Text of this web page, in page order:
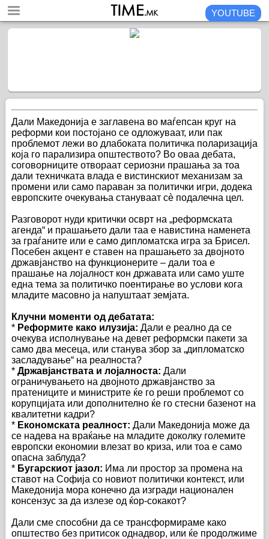
YOUTUBE
Дали Македонија е заглавена во маѓепсан круг на
реформи кои постојано се одложуваат, или пак
проблемот лежи во длабоката политичка поларизација
која го парализира општеството? Во оваа дебата,
соговорниците отвораат сериозни прашања за тоа
дали техничката влада е вистинскиот механизам за
промени или само параван за политички игри, додека
европските очекувања стануваат сè подалечна цел.
Разговорот нуди критички осврт на „реформската
агенда“ и прашањето дали таа е навистина наменета
за граѓаните или е само дипломатска игра за Брисел.
Посебен акцент е ставен на прашањето за двојното
државјанство на функционерите – дали тоа е
прашање на лојалност кон државата или само уште
една тема за политичко поентирање во услови кога
младите масовно ја напуштаат земјата.
Клучни моменти од дебатата:
* Реформите како илузија: Дали е реално да се
очекува исполнување на девет реформски пакети за
само два месеца, или станува збор за „дипломатско
засладување“ на реалноста?
* Државјанствата и лојалноста: Дали
ограничувањето на двојното државјанство за
пратениците и министрите ќе го реши проблемот со
корупцијата или дополнително ќе го стесни базенот на
квалитетни кадри?
* Економската реалност: Дали Македонија може да
се надева на враќање на младите доколку големите
европски економии влезат во криза, или тоа е само
опасна заблуда?
* Бугарскиот јазол: Има ли простор за промена на
ставот на Софија со новиот политички контекст, или
Македонија мора конечно да изгради национален
консензус за да излезе од ќор-сокакот?
Дали сме способни да се трансформираме како
општество без притисок однадвор, или ќе продолжиме